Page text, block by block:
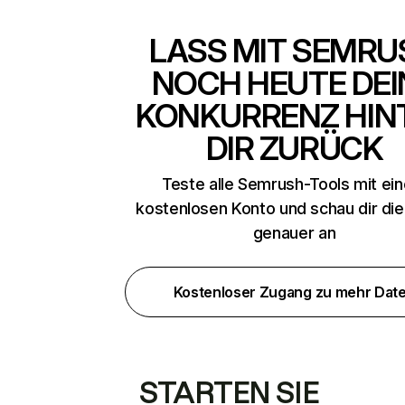
LASS MIT
NOCH HEUTE
KONKURRENZ
DIR ZURÜCK
Teste alle Semrush-Tools mit
kostenlosen Konto und schau dir
genauer an
Kostenloser Zugang zu mehr
STARTEN SIE